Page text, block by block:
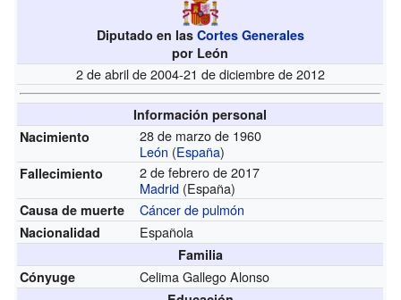
Diputado en las Cortes Generales
por León
2 de abril de 2004-21 de diciembre de 2012
Información personal
Nacimiento
28 de marzo de 1960
León (España)
Fallecimiento
2 de febrero de 2017
Madrid (España)
Causa de muerte Cáncer de pulmón
Nacionalidad Española
Familia
Cónyuge
Celima Gallego Alonso